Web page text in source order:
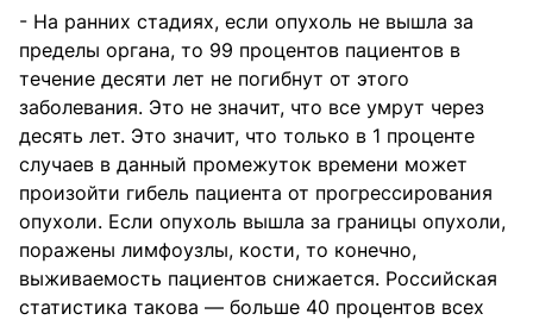
- На ранних стадиях, если опухоль не вышла за
пределы органа, то 99 процентов пациентов в
течение десяти лет не погибнут от этого
заболевания. Это не значит, что все умрут через
десять лет. Это значит, что только в 1 проценте
случаев в данный промежуток времени может
произойти гибель пациента от прогрессирования
опухоли. Если опухоль вышла за границы опухоли,
поражены лимфоузлы, кости, то конечно,
выживаемость пациентов снижается. Российская
статистика такова — больше 40 процентов всех